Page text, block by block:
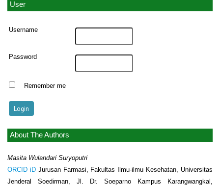
User
Username
Password
Remember me
About The Authors
Masita Wulandari Suryoputri
ORCID iDJurusan Farmasi, Fakultas Ilmu-ilmu Kesehatan, Universitas
Jenderal Soedirman, Jl. Dr. Soeparno Kampus Karangwangkal,